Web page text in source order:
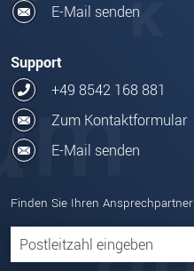
E-Mail senden
Support
+49 8542 168 881
Zum Kontaktformular
E-Mail senden
Finden Sie Ihren Ansprechpartner